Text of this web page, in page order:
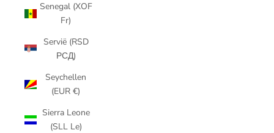
Senegal (XOF
Fr)
Servië (RSD
РСД)
Seychellen
(EUR €)
Sierra Leone
(SLL Le)